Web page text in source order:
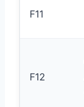
F11
F12